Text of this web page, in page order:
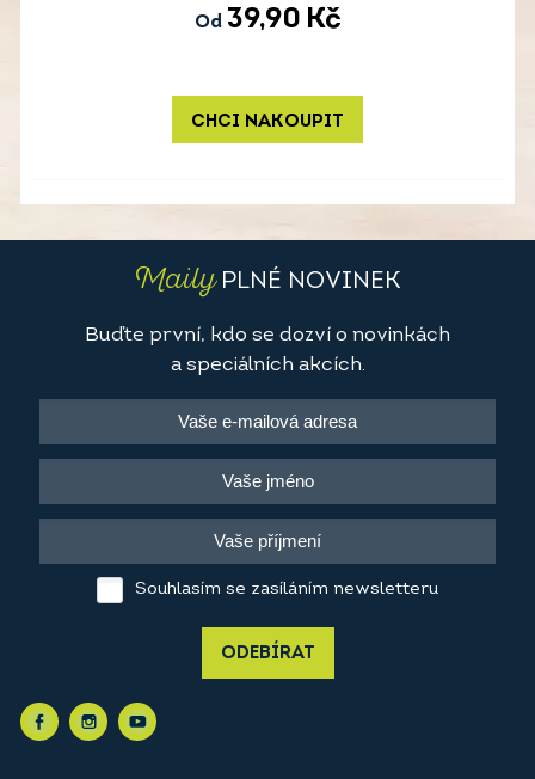
Od 39,90 Kč
CHCI NAKOUPIT
MailyPLNÉ NOVINEK
Buďte první, kdo se dozví o novinkách
a speciálních akcích.
Souhlasím se zasíláním newsletteru
ODEBÍRAT